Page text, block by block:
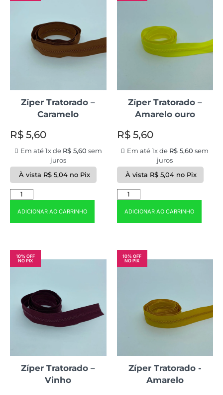
Zíper Tratorado –
Caramelo
R$ 5,60
Em até 1x de R$5,60 sem
juros
À vista R$5,04 no Pix
ADICIONAR AO CARRINHO
Zíper Tratorado –
Amarelo ouro
R$5,60
Em até 1x de R$ 5,60 sem
juros
À vista R$ 5,04 no Pix
ADICIONAR AO CARRINHO
10% OFF
NO PIX
Zíper Tratorado –
Vinho
10% OFF
NO PIX
Zíper Tratorado -
Amarelo